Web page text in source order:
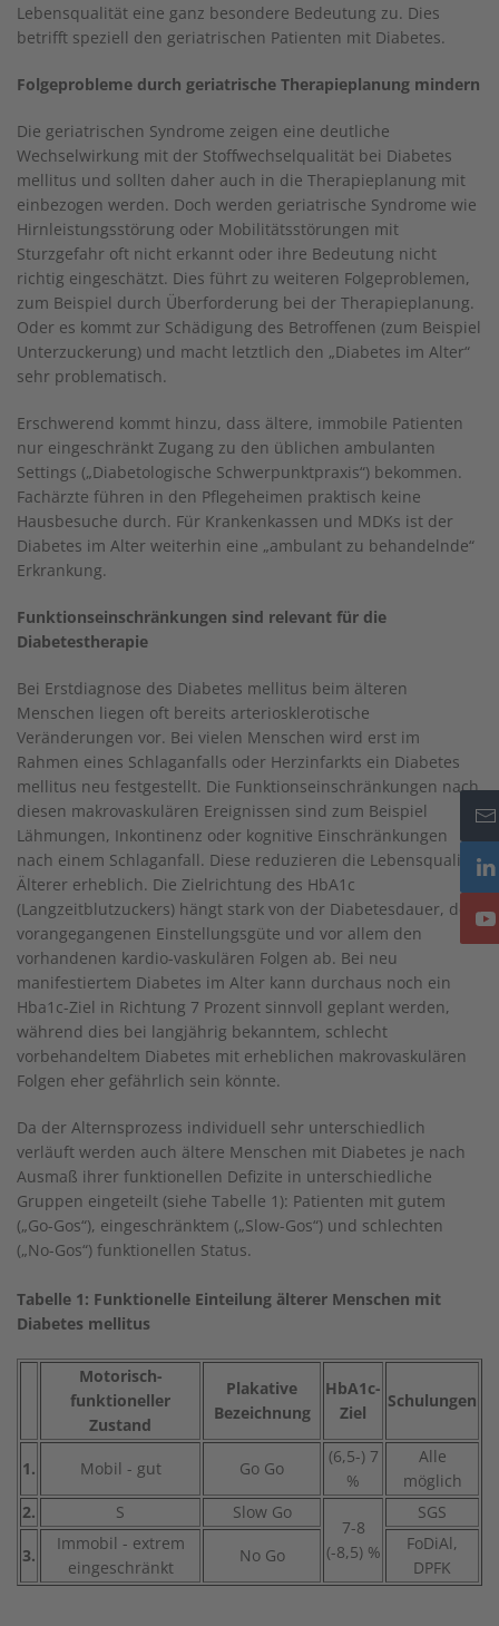
Lebensqualität eine ganz besondere Bedeutung zu. Dies
betrifft speziell den geriatrischen Patienten mit Diabetes.
Folgeprobleme durch geriatrische Therapieplanung mindern
Die geriatrischen Syndrome zeigen eine deutliche
Wechselwirkung mit der Stoffwechselqualität bei Diabetes
mellitus und sollten daher auch in die Therapieplanung mit
einbezogen werden. Doch werden geriatrische Syndrome wie
Hirnleistungsstörung oder Mobilitätsstörungen mit
Sturzgefahr oft nicht erkannt oder ihre Bedeutung nicht
richtig eingeschätzt. Dies führt zu weiteren Folgeproblemen,
zum Beispiel durch Überforderung bei der Therapieplanung.
Oder es kommt zur Schädigung des Betroffenen (zum Beispiel
Unterzuckerung) und macht letztlich den „Diabetes im Alter“
sehr problematisch.
Erschwerend kommt hinzu, dass ältere, immobile Patienten
nur eingeschränkt Zugang zu den üblichen ambulanten
Settings („Diabetologische Schwerpunktpraxis“) bekommen.
Fachärzte führen in den Pflegeheimen praktisch keine
Hausbesuche durch. Für Krankenkassen und MDKs ist der
Diabetes im Alter weiterhin eine „ambulant zu behandelnde“
Erkrankung.
Funktionseinschränkungen sind relevant für die
Diabetestherapie
Bei Erstdiagnose des Diabetes mellitus beim älteren
Menschen liegen oft bereits arteriosklerotische
Veränderungen vor. Bei vielen Menschen wird erst im
Rahmen eines Schlaganfalls oder Herzinfarkts ein Diabetes
mellitus neu festgestellt. Die Funktionseinschränkungen nach
diesen makrovaskulären Ereignissen sind zum Beispiel
Lähmungen, Inkontinenz oder kognitive Einschränkungen
nach einem Schlaganfall. Diese reduzieren die Lebensqualität
Älterer erheblich. Die Zielrichtung des HbA1c
(Langzeitblutzuckers) hängt stark von der Diabetesdauer, der
vorangegangenen Einstellungsgüte und vor allem den
vorhandenen kardio-vaskulären Folgen ab. Bei neu
manifestiertem Diabetes im Alter kann durchaus noch ein
Hba1c-Ziel in Richtung 7 Prozent sinnvoll geplant werden,
während dies bei langjährig bekanntem, schlecht
vorbehandeltem Diabetes mit erheblichen makrovaskulären
Folgen eher gefährlich sein könnte.
Da der Alternsprozess individuell sehr unterschiedlich
verläuft werden auch ältere Menschen mit Diabetes je nach
Ausmaß ihrer funktionellen Defizite in unterschiedliche
Gruppen eingeteilt (siehe Tabelle 1): Patienten mit gutem
(„Go-Gos“), eingeschränktem („Slow-Gos“) und schlechten
(„No-Gos“) funktionellen Status.
Tabelle 1: Funktionelle Einteilung älterer Menschen mit
Diabetes mellitus
Motorisch-
funktioneller
Zustand
Plakative
Bezeichnung
HbA1c-
Ziel
Schulungen
1. Mobil - gut Go Go
(6,5-) 7
%
Alle
möglich
2.
S Slow Go
7-8
(-8,5) %
SGS
3.
Immobil - extrem
eingeschränkt
No Go
FoDiAl,
DPFK